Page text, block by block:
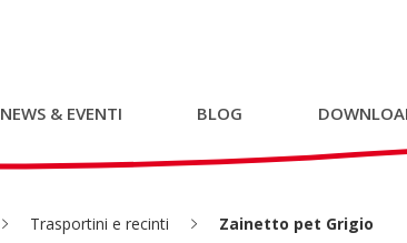
NEWS & EVENTI BLOG
Trasportini e recinti Zainetto pet Grigio